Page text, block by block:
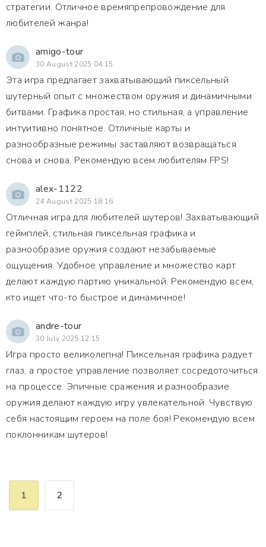
стратегии. Отличное времяпрепровождение для
любителей жанра!
amigo-tour
30 August 2025 04:15
Эта игра предлагает захватывающий пиксельный
шутерный опыт с множеством оружия и динамичными
битвами. Графика простая, но стильная, а управление
интуитивно понятное. Отличные карты и
разнообразные режимы заставляют возвращаться
снова и снова. Рекомендую всем любителям FPS!
alex-1122
24 August 2025 18:16
Отличная игра для любителей шутеров! Захватывающий
геймплей, стильная пиксельная графика и
разнообразие оружия создают незабываемые
ощущения. Удобное управление и множество карт
делают каждую партию уникальной. Рекомендую всем,
кто ищет что-то быстрое и динамичное!
andre-tour
30 July 2025 12:15
Игра просто великолепна! Пиксельная графика радует
глаз, а простое управление позволяет сосредоточиться
на процессе. Эпичные сражения и разнообразие
оружия делают каждую игру увлекательной. Чувствую
себя настоящим героем на поле боя! Рекомендую всем
поклонникам шутеров!
1 2